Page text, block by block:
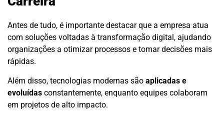
Antes de tudo, é importante destacar que a empresa atua
com soluções voltadas à transformação digital, ajudando
organizações a otimizar processos e tomar decisões mais
rápidas.
Além disso, tecnologias modernas são aplicadas e
evoluídas constantemente, enquanto equipes colaboram
em projetos de alto impacto.